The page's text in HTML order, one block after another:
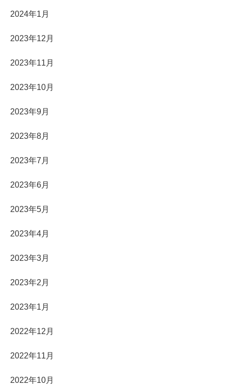
2024年1月
2023年12月
2023年11月
2023年10月
2023年9月
2023年8月
2023年7月
2023年6月
2023年5月
2023年4月
2023年3月
2023年2月
2023年1月
2022年12月
2022年11月
2022年10月